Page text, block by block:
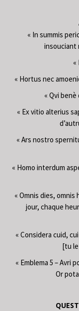
« In summis
insouciant
«
« Hortus nec
« Qvi
« Ex vitio alterius
« Ars nostro
« Homo interdum
« Omnis dies, omnis
jour, chaque
« Considera cuid,
[tu
« Emblema 5 – Avri
Or